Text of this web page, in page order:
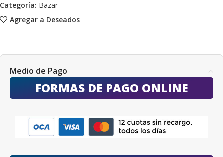
Agregar a Deseados
Categoría: Bazar
Medio de Pago
FORMAS DE PAGO ONLINE